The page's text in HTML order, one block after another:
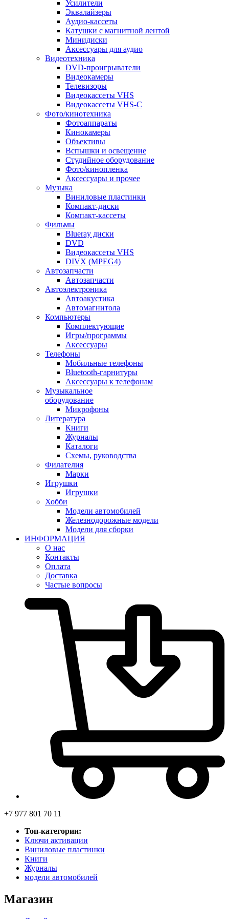
Усилители
Эквалайзеры
Аудио-кассеты
Катушки с магнитной лентой
Минидиски
Аксессуары для аудио
Видеотехника
DVD-проигрыватели
Видеокамеры
Телевизоры
Видеокассеты VHS
Видеокассеты VHS-C
Фото/кинотехника
Фотоаппараты
Кинокамеры
Объективы
Вспышки и освещение
Студийное оборудование
Фото/кинопленка
Аксессуары и прочее
Музыка
Виниловые пластинки
Компакт-диски
Компакт-кассеты
Фильмы
Blueray диски
DVD
Видеокассеты VHS
DIVX (MPEG4)
Автозапчасти
Автозапчасти
Автоэлектроника
Автоакустика
Автомагнитола
Компьютеры
Комплектующие
Игры/программы
Аксессуары
Телефоны
Мобильные телефоны
Bluetooth-гарнитуры
Аксессуары к телефонам
Музыкальное
оборудование
Микрофоны
Литература
Книги
Журналы
Каталоги
Схемы, руководства
Филателия
Марки
Игрушки
Игрушки
Хобби
Модели автомобилей
Железнодорожные модели
Модели для сборки
ИНФОРМАЦИЯ
О нас
Контакты
Оплата
Доставка
Частые вопросы
+7 977 801 70 11
Топ-категории:
Ключи активации
Виниловые пластинки
Книги
Журналы
модели автомобилей
Магазин